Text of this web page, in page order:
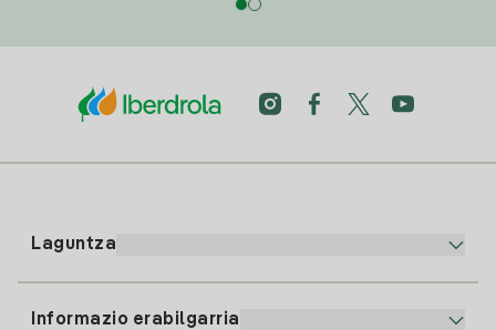
Laguntza
Informazio erabilgarria